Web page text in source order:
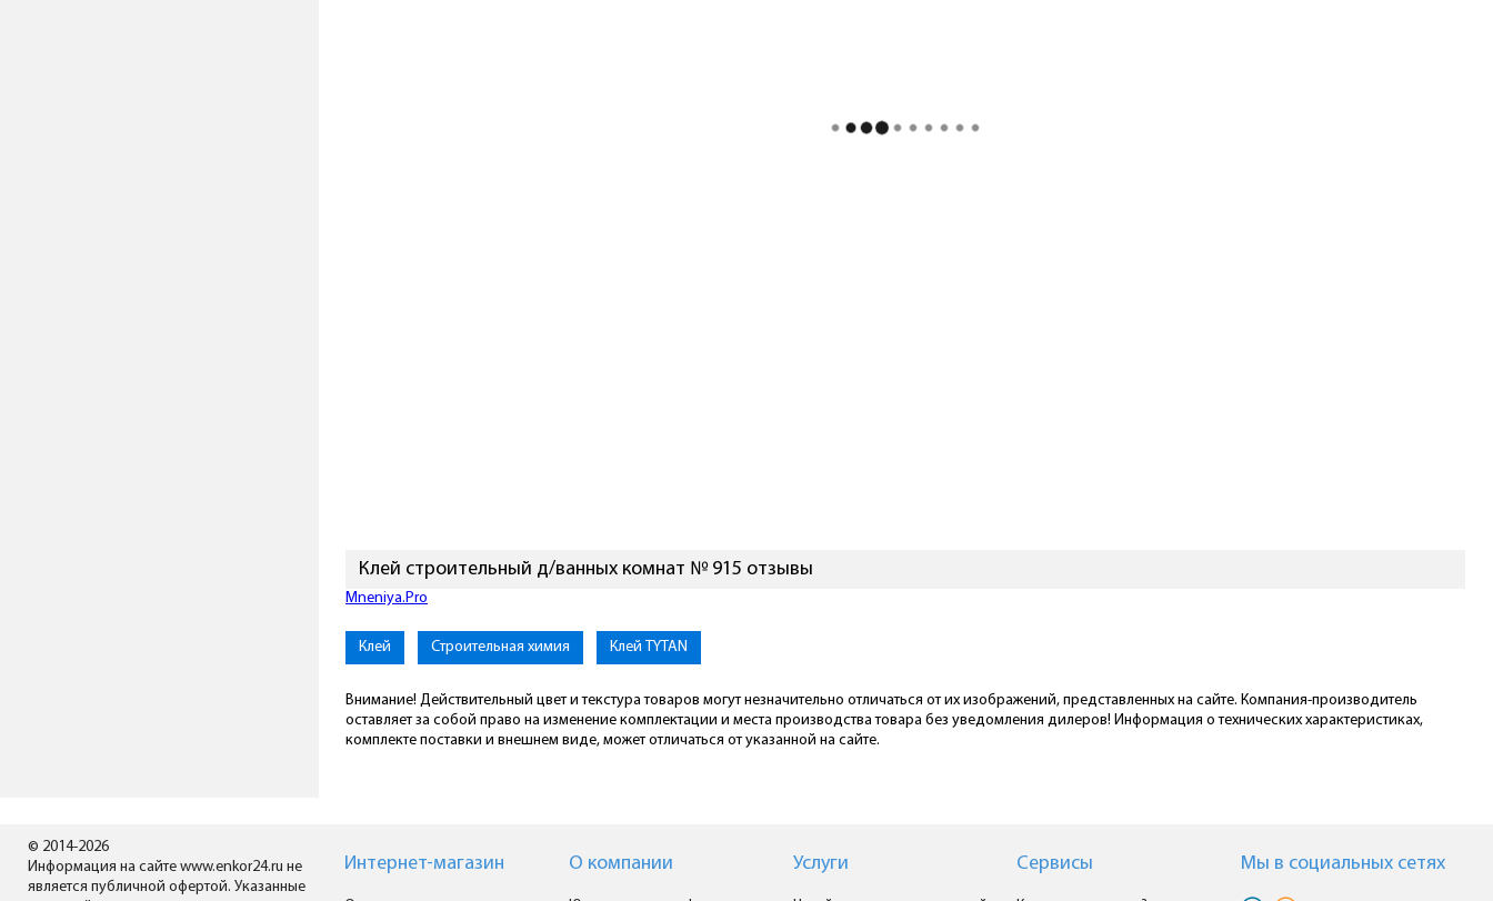
Клей строительный д/ванных комнат № 915 отзывы
Mneniya.Pro
Клей Строительная химия Клей TYTAN
Внимание! Действительный цвет и текстура товаров могут незначительно отличаться от их изображений, представленных на сайте. Компания-производитель
оставляет за собой право на изменение комплектации и места производства товара без уведомления дилеров! Информация о технических характеристиках,
комплекте поставки и внешнем виде, может отличаться от указанной на сайте.
© 2014-2026
Информация на сайте www.enkor24.ru не
является публичной офертой. Указанные
Интернет-магазин О компании Услуги Сервисы Мы в cоциальных сетях